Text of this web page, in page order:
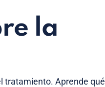
la
tratamiento. Aprende qué